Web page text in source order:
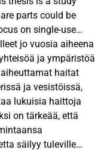
parts could be
on single-use
whether this
in this industry and if
would
The aim is to find
use plastic in
role of packaging
safe and efficient
overlooked, when
jo vuosia aiheena
ja ympäristöä
haitat
ja vesistöissä,
lukuisia haittoja
on tärkeää, että
säilyy tuleville